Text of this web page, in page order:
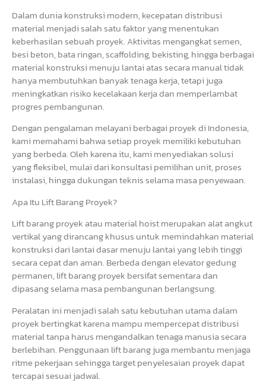
Dalam dunia konstruksi modern, kecepatan distribusi
material menjadi salah satu faktor yang menentukan
keberhasilan sebuah proyek. Aktivitas mengangkat semen,
besi beton, bata ringan, scaffolding, bekisting, hingga berbagai
material konstruksi menuju lantai atas secara manual tidak
hanya membutuhkan banyak tenaga kerja, tetapi juga
meningkatkan risiko kecelakaan kerja dan memperlambat
progres pembangunan.
Dengan pengalaman melayani berbagai proyek di Indonesia,
kami memahami bahwa setiap proyek memiliki kebutuhan
yang berbeda. Oleh karena itu, kami menyediakan solusi
yang fleksibel, mulai dari konsultasi pemilihan unit, proses
instalasi, hingga dukungan teknis selama masa penyewaan.
Apa Itu Lift Barang Proyek?
Lift barang proyek atau material hoist merupakan alat angkut
vertikal yang dirancang khusus untuk memindahkan material
konstruksi dari lantai dasar menuju lantai yang lebih tinggi
secara cepat dan aman. Berbeda dengan elevator gedung
permanen, lift barang proyek bersifat sementara dan
dipasang selama masa pembangunan berlangsung.
Peralatan ini menjadi salah satu kebutuhan utama dalam
proyek bertingkat karena mampu mempercepat distribusi
material tanpa harus mengandalkan tenaga manusia secara
berlebihan. Penggunaan lift barang juga membantu menjaga
ritme pekerjaan sehingga target penyelesaian proyek dapat
tercapai sesuai jadwal.